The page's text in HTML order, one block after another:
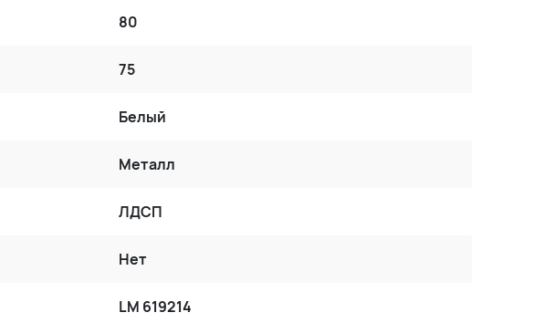
80
75
Белый
Металл
ЛДСП
Нет
LM 619214